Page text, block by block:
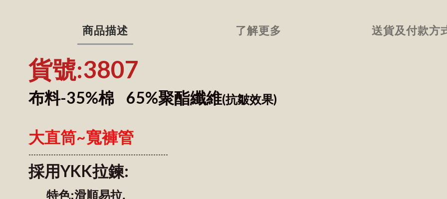
商品描述 了解更多 送貨及付款方
貨號:3807
布料-35%棉 65%聚酯纖維(抗皺效果)
大直筒~寬褲管
--------------------------------------------------------
採用YKK拉鍊:
特色:滑順易拉,